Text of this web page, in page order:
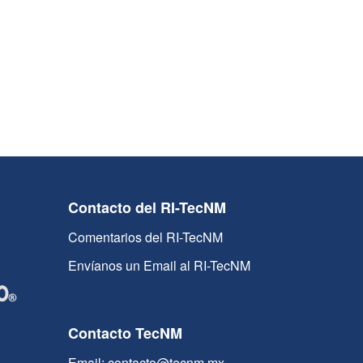
Contacto del RI-TecNM
Comentarios del RI-TecNM
Envíanos un Email al RI-TecNM
Contacto TecNM